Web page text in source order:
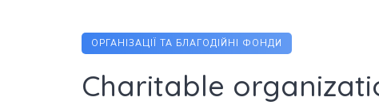
ОРГАНІЗАЦІЇ ТА БЛАГОДІЙНІ ФОНДИ
Charitable